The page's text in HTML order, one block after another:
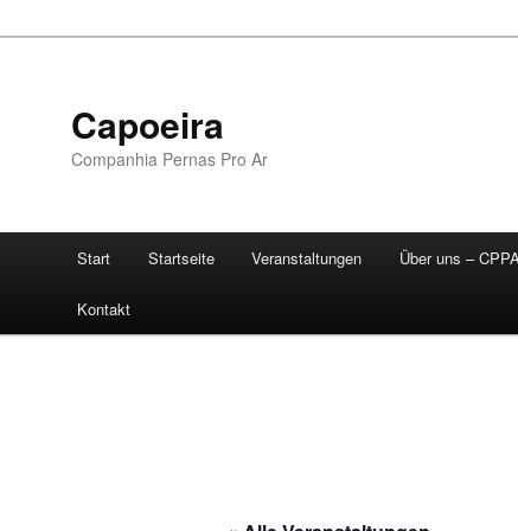
Capoeira
Companhia Pernas Pro Ar
Start Startseite Veranstaltungen Über uns –
Kontakt